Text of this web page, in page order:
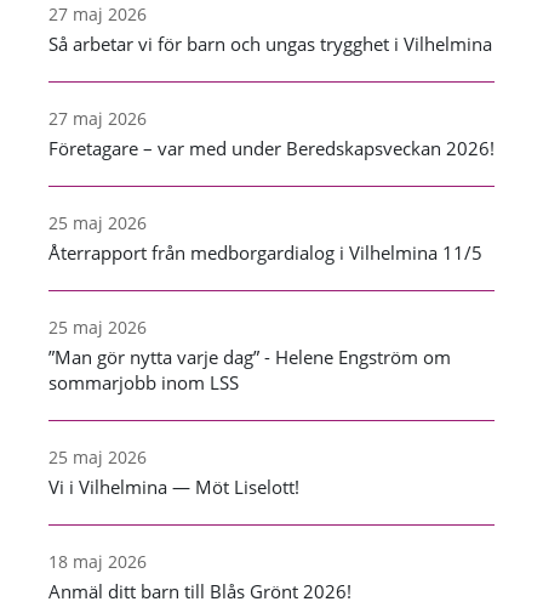
27 maj 2026
Så arbetar vi för barn och ungas trygghet i Vilhelmina
27 maj 2026
Företagare – var med under Beredskapsveckan 2026!
25 maj 2026
Återrapport från medborgardialog i Vilhelmina 11/5
25 maj 2026
”Man gör nytta varje dag” - Helene Engström om
sommarjobb inom LSS
25 maj 2026
Vi i Vilhelmina — Möt Liselott!
18 maj 2026
Anmäl ditt barn till Blås Grönt 2026!